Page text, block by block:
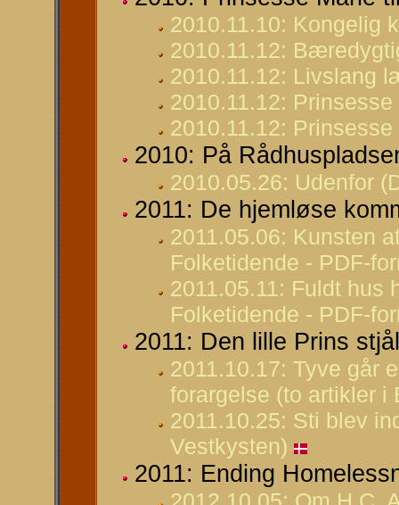
2010.11.10: Kongelig
2010.11.12:
2010.11.12: Livslang
2010.11.12:
2010.11.12:
2010: På
2010.05.26: Udenfor
2011: De hjemløse
2011.05.06: Kunsten
Folketidende - PDF-
2011.05.11: Fuldt hus
Folketidende - PDF-
2011: Den lille Prins
2011.10.17: Tyve går
forargelse (to artikler i
2011.10.25: Sti blev
Vestkysten)
2011: Ending